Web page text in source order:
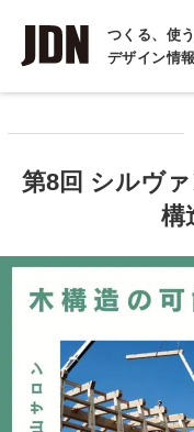
つくる、使
デザイン情
インタビュー
COLUMN
第8回 シルヴ
構